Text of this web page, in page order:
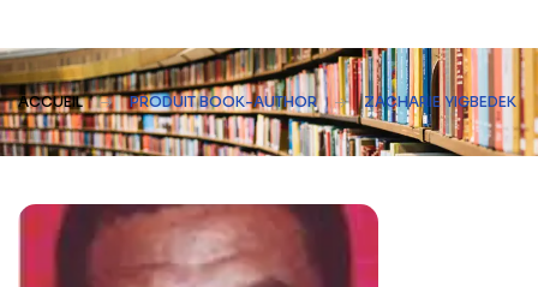
ACCUEIL PRODUIT BOOK-AUTHOR ZACHARIE YIGBEDEK